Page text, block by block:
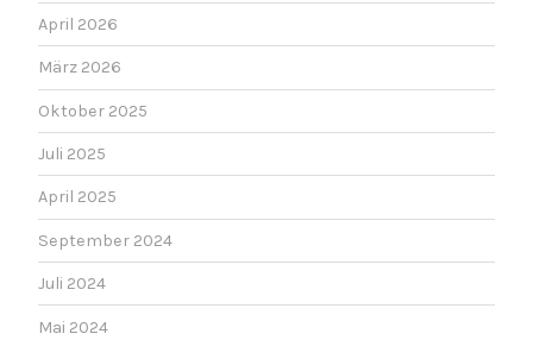
April 2026
März 2026
Oktober 2025
Juli 2025
April 2025
September 2024
Juli 2024
Mai 2024